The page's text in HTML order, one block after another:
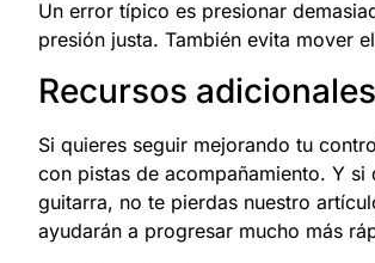
Un error típico es presionar
presión justa. También evita mover
Recursos
Si quieres seguir mejorando tu
con pistas de acompañamiento. Y
guitarra, no te pierdas nuestro
ayudarán a progresar mucho más